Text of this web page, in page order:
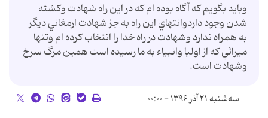
وبايد بگويم كه آگاه بوده ام كه در اين راه شهادت وكشته
شدن وجود داردوانتهاي اين راه به جز شهادت ارمغاني ديگر
به همراه ندارد وشهادت در راه خدا را انتخاب كرده ام وتنها
ميراثي كه از اوليا وانبياء به ما رسيده است همين مرگ سرخ
وشهادت است.
سه‌شنبه ۲۱ آذر ۱۳۹۶ - ۰۰:۰۰